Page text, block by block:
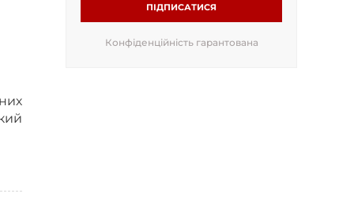
ПІДПИСАТИСЯ
Конфіденційність гарантована